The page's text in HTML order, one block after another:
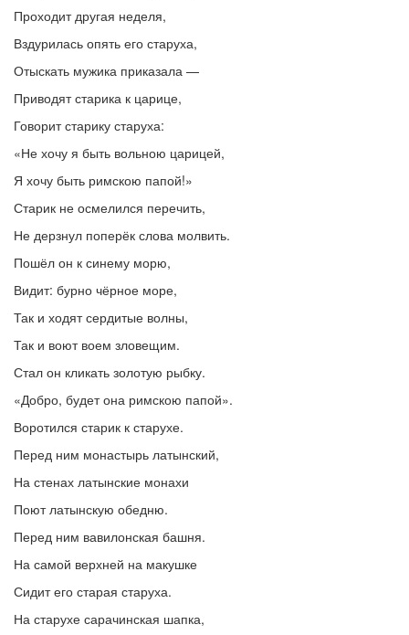
Проходит другая неделя,
Вздурилась опять его старуха,
Отыскать мужика приказала —
Приводят старика к царице,
Говорит старику старуха:
«Не хочу я быть вольною царицей,
Я хочу быть римскою папой!»
Старик не осмелился перечить,
Не дерзнул поперёк слова молвить.
Пошёл он к синему морю,
Видит: бурно чёрное море,
Так и ходят сердитые волны,
Так и воют воем зловещим.
Стал он кликать золотую рыбку.
«Добро, будет она римскою папой».
Воротился старик к старухе.
Перед ним монастырь латынский,
На стенах латынские монахи
Поют латынскую обедню.
Перед ним вавилонская башня.
На самой верхней на макушке
Сидит его старая старуха.
На старухе сарачинская шапка,